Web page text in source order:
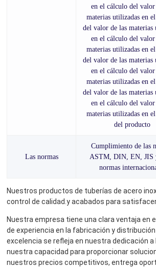
en el cálculo del valor
materias utilizadas en
del valor de las materias
en el cálculo del valor
materias utilizadas en
del valor de las materias
en el cálculo del valor
materias utilizadas en
del valor de las materias
en el cálculo del valor
materias utilizadas en
del producto
Las normas
Cumplimiento de las
ASTM, DIN, EN, JIS
normas
Nuestros productos de tuberías de acero
control de calidad.y acabados para
Nuestra empresa tiene una clara ventaja en
de experiencia en la fabricación y
excelencia se refleja en nuestra dedicación
nuestra capacidad para proporcionar
nuestros precios competitivos, entrega